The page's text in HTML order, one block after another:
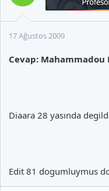
17 Ağustos 2009
Cevap: Mahammadou
Diaara 28 yasında
Edit 81 dogumluymus